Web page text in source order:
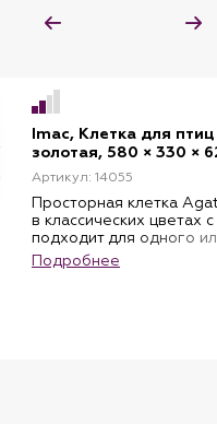
Imac, Клетка для
золотая, 580 × 330 ×
Артикул: 14055
Просторная клетка
в классических цветах
подходит для одного
мелких и средних птиц.
просто ухаживать
Подробнее